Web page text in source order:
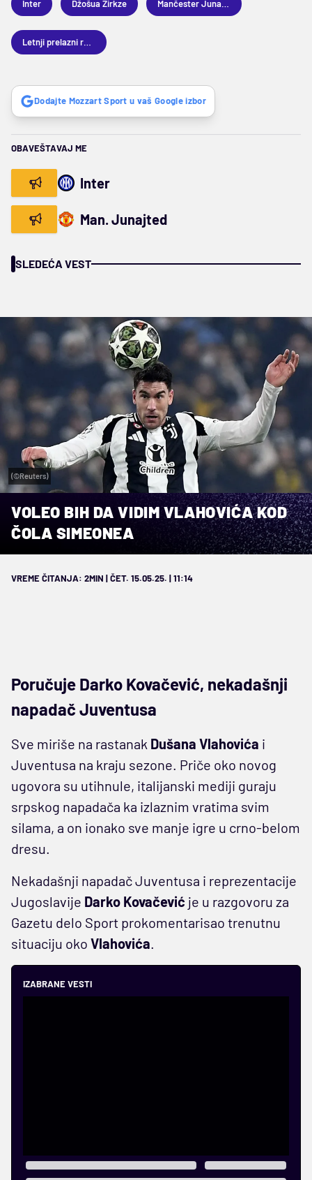
Inter Džošua Zirkze
Dodajte Mozzart Sport u vaš Google izbor
OBAVEŠTAVAJ ME
Inter
Man. Junajted
SLEDEĆA VEST
(©Reuters)
VOLEO BIH DA VIDIM VLAHOVIĆA KOD
ČOLA SIMEONEA
VREME ČITANJA: 2MIN | ČET. 15.05.25. | 11:14
Poručuje Darko Kovačević, nekadašnji
napadač Juventusa
Sve miriše na rastanak Dušana Vlahovića i
Juventusa na kraju sezone. Priče oko novog
ugovora su utihnule, italijanski mediji guraju
srpskog napadača ka izlaznim vratima svim
silama, a on ionako sve manje igre u crno-belom
dresu.
Nekadašnji napadač Juventusa i reprezentacije
Jugoslavije Darko Kovačević je u razgovoru za
Gazetu delo Sport prokomentarisao trenutnu
situaciju oko Vlahovića.
IZABRANE VESTI